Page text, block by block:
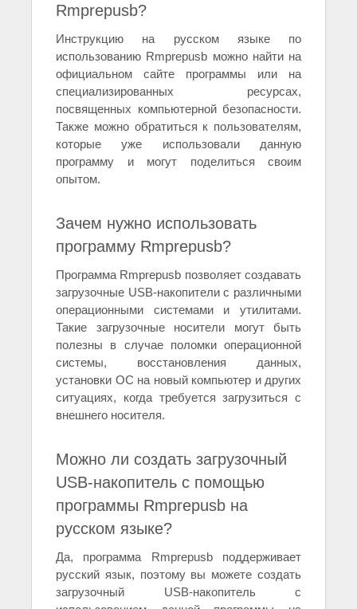
Rmprepusb?
Инструкцию на русском языке по
использованию Rmprepusb можно найти на
официальном сайте программы или на
специализированных ресурсах,
посвященных компьютерной безопасности.
Также можно обратиться к пользователям,
которые уже использовали данную
программу и могут поделиться своим
опытом.
Зачем нужно использовать
программу Rmprepusb?
Программа Rmprepusb позволяет создавать
загрузочные USB-накопители с различными
операционными системами и утилитами.
Такие загрузочные носители могут быть
полезны в случае поломки операционной
системы, восстановления данных,
установки ОС на новый компьютер и других
ситуациях, когда требуется загрузиться с
внешнего носителя.
Можно ли создать загрузочный
USB-накопитель с помощью
программы Rmprepusb на
русском языке?
Да, программа Rmprepusb поддерживает
русский язык, поэтому вы можете создать
загрузочный USB-накопитель с